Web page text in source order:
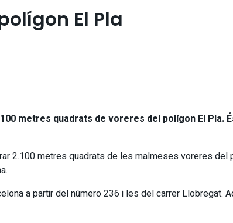
El Pla
metres quadrats de voreres del polígon El
2.100 metres quadrats de les malmeses voreres
a partir del número 236 i les del carrer